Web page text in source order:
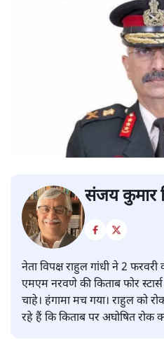
संजय कुमार
नेता विपक्ष राहुल गांधी ने 2
एमएम नरवणे की किताब फोर
चाहे। हंगामा मच गया। राहुल को
रहे हैं कि किताब पर अघोषित रोक